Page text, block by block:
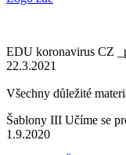
EDU koronavirus CZ
22.3.2021
Všechny důležité
Šablony III Učíme se
1.9.2020